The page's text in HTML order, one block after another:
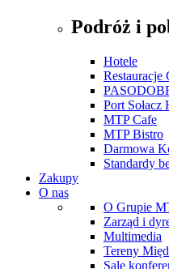
Podróż i
Hotele
Restauracje
Port Sołacz
MTP Cafe
MTP Bistro
Darmowa
Standardy
Zakupy
O nas
O Grupie
Zarząd i
Multimedia
Tereny
Sale